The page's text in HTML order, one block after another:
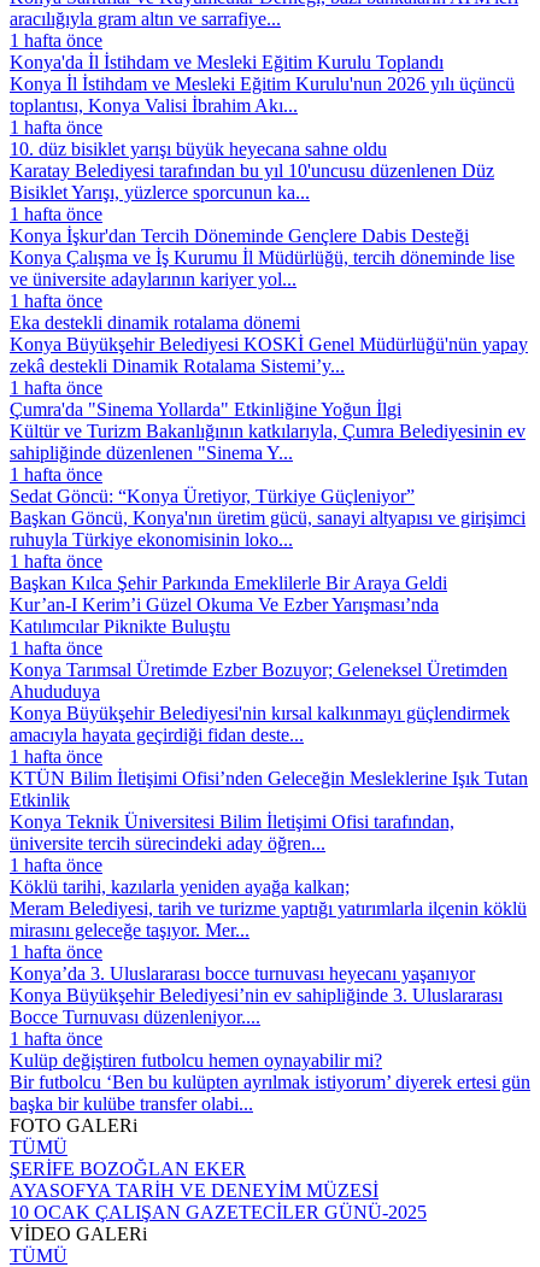
aracılığıyla gram altın ve sarrafiye...
1 hafta önce
Konya'da İl İstihdam ve Mesleki Eğitim Kurulu Toplandı
Konya İl İstihdam ve Mesleki Eğitim Kurulu'nun 2026 yılı üçüncü
toplantısı, Konya Valisi İbrahim Akı...
1 hafta önce
10. düz bisiklet yarışı büyük heyecana sahne oldu
Karatay Belediyesi tarafından bu yıl 10'uncusu düzenlenen Düz
Bisiklet Yarışı, yüzlerce sporcunun ka...
1 hafta önce
Konya İşkur'dan Tercih Döneminde Gençlere Dabis Desteği
Konya Çalışma ve İş Kurumu İl Müdürlüğü, tercih döneminde lise
ve üniversite adaylarının kariyer yol...
1 hafta önce
Eka destekli dinamik rotalama dönemi
Konya Büyükşehir Belediyesi KOSKİ Genel Müdürlüğü'nün yapay
zekâ destekli Dinamik Rotalama Sistemi’y...
1 hafta önce
Çumra'da "Sinema Yollarda" Etkinliğine Yoğun İlgi
Kültür ve Turizm Bakanlığının katkılarıyla, Çumra Belediyesinin ev
sahipliğinde düzenlenen "Sinema Y...
1 hafta önce
Sedat Göncü: “Konya Üretiyor, Türkiye Güçleniyor”
Başkan Göncü, Konya'nın üretim gücü, sanayi altyapısı ve girişimci
ruhuyla Türkiye ekonomisinin loko...
1 hafta önce
Başkan Kılca Şehir Parkında Emeklilerle Bir Araya Geldi
Kur’an-I Kerim’i Güzel Okuma Ve Ezber Yarışması’nda
Katılımcılar Piknikte Buluştu
1 hafta önce
Konya Tarımsal Üretimde Ezber Bozuyor; Geleneksel Üretimden
Ahududuya
Konya Büyükşehir Belediyesi'nin kırsal kalkınmayı güçlendirmek
amacıyla hayata geçirdiği fidan deste...
1 hafta önce
KTÜN Bilim İletişimi Ofisi’nden Geleceğin Mesleklerine Işık Tutan
Etkinlik
Konya Teknik Üniversitesi Bilim İletişimi Ofisi tarafından,
üniversite tercih sürecindeki aday öğren...
1 hafta önce
Köklü tarihi, kazılarla yeniden ayağa kalkan;
Meram Belediyesi, tarih ve turizme yaptığı yatırımlarla ilçenin köklü
mirasını geleceğe taşıyor. Mer...
1 hafta önce
Konya’da 3. Uluslararası bocce turnuvası heyecanı yaşanıyor
Konya Büyükşehir Belediyesi’nin ev sahipliğinde 3. Uluslararası
Bocce Turnuvası düzenleniyor....
1 hafta önce
Kulüp değiştiren futbolcu hemen oynayabilir mi?
Bir futbolcu ‘Ben bu kulüpten ayrılmak istiyorum’ diyerek ertesi gün
başka bir kulübe transfer olabi...
FOTO GALERi
TÜMÜ
ŞERİFE BOZOĞLAN EKER
AYASOFYA TARİH VE DENEYİM MÜZESİ
10 OCAK ÇALIŞAN GAZETECİLER GÜNÜ-2025
VİDEO GALERi
TÜMÜ